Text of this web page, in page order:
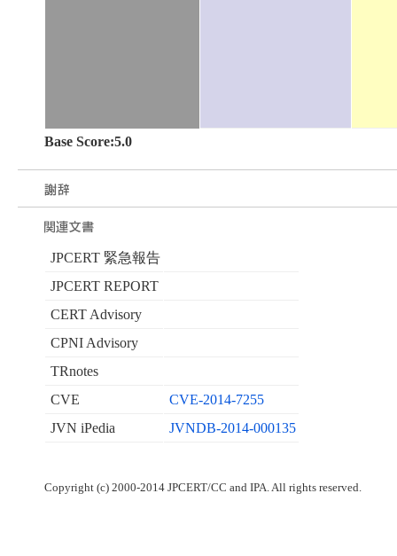
Base Score:5.0
JPCERT 緊急報告
JPCERT REPORT
CERT Advisory
CPNI Advisory
TRnotes
CVE
CVE-2014-7255
JVN iPedia
JVNDB-2014-000135
Copyright (c) 2000-2014 JPCERT/CC and IPA. All rights reserved.